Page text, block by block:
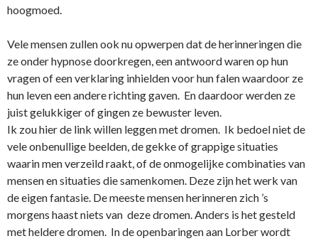
hoogmoed.
Vele mensen zullen ook nu opwerpen dat de herinneringen die
ze o­nder hypnose doorkregen, een antwoord waren op hun
vragen of een verklaring inhielden voor hun falen waardoor ze
hun leven een andere richting gaven. En daardoor werden ze
juist gelukkiger of gingen ze bewuster leven.
Ik zou hier de link willen leggen met dromen. Ik bedoel niet de
vele o­nbenullige beelden, de gekke of grappige situaties
waarin men verzeild raakt, of de o­nmogelijke combinaties van
mensen en situaties die samenkomen. Deze zijn het werk van
de eigen fantasie. De meeste mensen herinneren zich ’s
morgens haast niets van deze dromen. Anders is het gesteld
met heldere dromen. In de openbaringen aan Lorber wordt